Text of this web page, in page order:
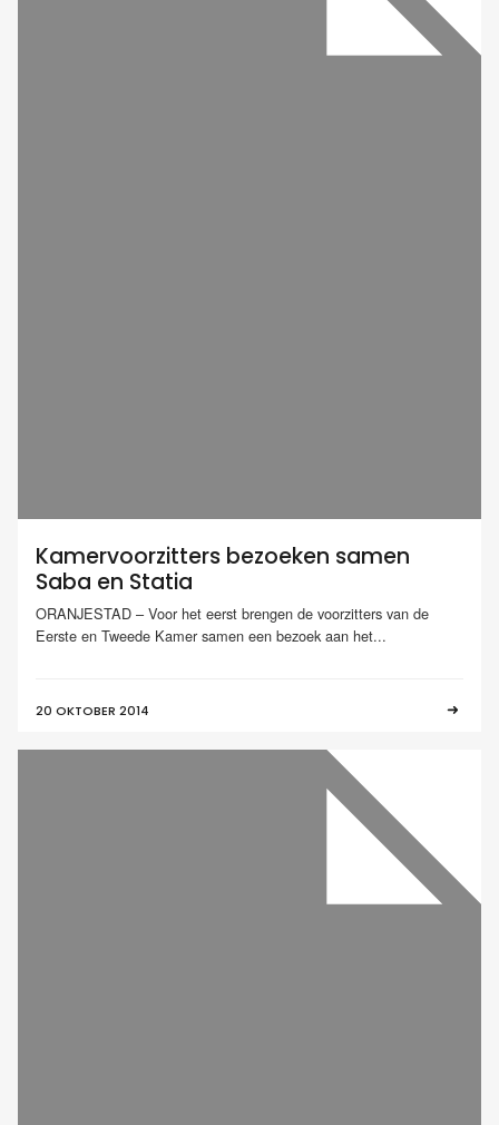
Kamervoorzitters bezoeken samen
Saba en Statia
ORANJESTAD – Voor het eerst brengen de voorzitters van de
Eerste en Tweede Kamer samen een bezoek aan het...
20 OKTOBER 2014